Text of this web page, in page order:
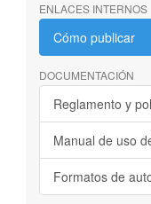
ENLACES INTERNOS
Cómo publicar
DOCUMENTACIÓN
Reglamento y
Manual de uso
Formatos de